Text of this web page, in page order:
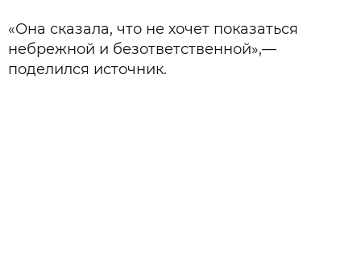
«Она сказала, что не хочет показаться
небрежной и безответственной»,—
поделился источник.